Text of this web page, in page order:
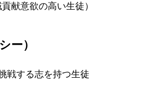
献意欲の高い生徒）
）
する志を持つ生徒